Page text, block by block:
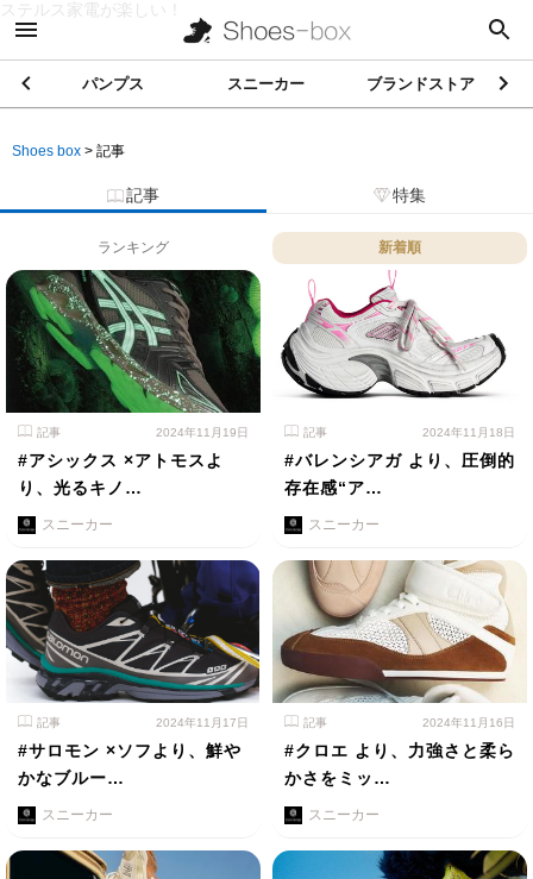
ステルス家電が楽しい！
パンプス スニーカー ブランドストア
Shoes box > 記事
記事 特集
ランキング 新着順
記事 2024年11月19日
#アシックス ×アトモスよ
り、光るキノ…
スニーカー
記事 2024年11月18日
#バレンシアガ より、圧倒的
存在感“ア…
スニーカー
記事 2024年11月17日
#サロモン ×ソフより、鮮や
かなブルー…
スニーカー
記事 2024年11月16日
#クロエ より、力強さと柔ら
かさをミッ…
スニーカー